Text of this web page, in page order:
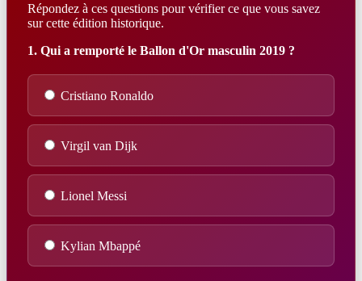
Répondez à ces questions pour vérifier ce que vous savez
sur cette édition historique.
1. Qui a remporté le Ballon d'Or masculin 2019 ?
Cristiano Ronaldo
Virgil van Dijk
Lionel Messi
Kylian Mbappé